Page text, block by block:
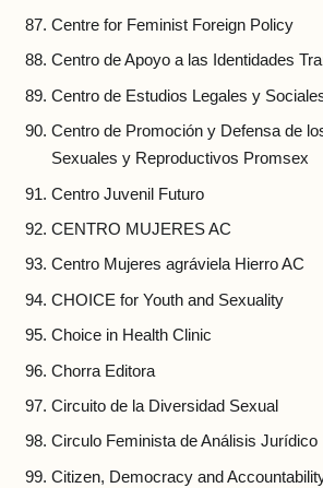
Centre for Feminist Foreign Policy
Centro de Apoyo a las Identidades
Centro de Estudios Legales y
Centro de Promoción y Defensa de
Sexuales y Reproductivos Promsex
Centro Juvenil Futuro
CENTRO MUJERES AC
Centro Mujeres agráviela Hierro AC
CHOICE for Youth and Sexuality
Choice in Health Clinic
Chorra Editora
Circuito de la Diversidad Sexual
Circulo Feminista de Análisis Jurídico
Citizen, Democracy and